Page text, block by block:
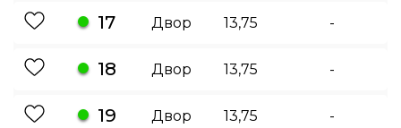
17 Двор 13,75 -
18 Двор 13,75 -
19 Двор 13,75 -